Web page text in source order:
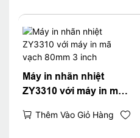
Máy in nhãn nhiệt
ZY3310 với máy in mã
Thêm Vào Giỏ Hàng